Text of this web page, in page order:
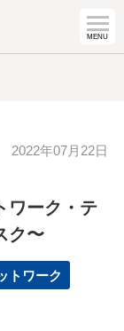
2022年07月22日
ワーク・テ
ク〜
トワーク